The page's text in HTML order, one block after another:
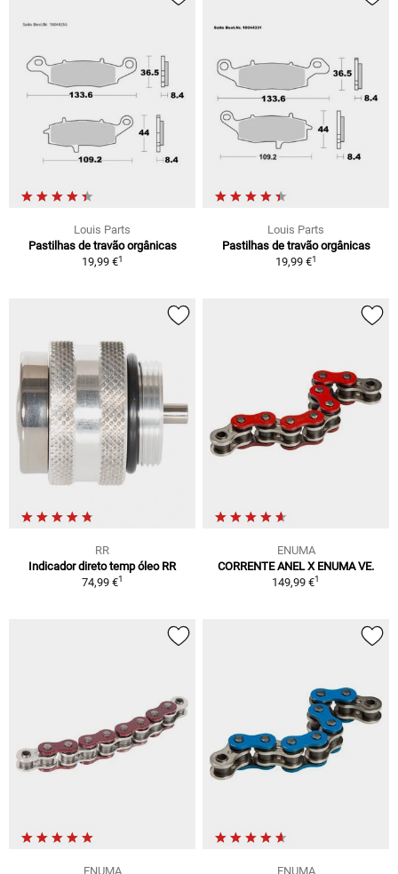
Louis Parts
Pastilhas de travão orgânicas
19,99 €1
Louis Parts
Pastilhas de travão orgânicas
19,99 €1
RR
Indicador direto temp óleo RR
74,99 €1
ENUMA
CORRENTE ANEL X ENUMA VE.
149,99 €1
ENUMA ENUMA